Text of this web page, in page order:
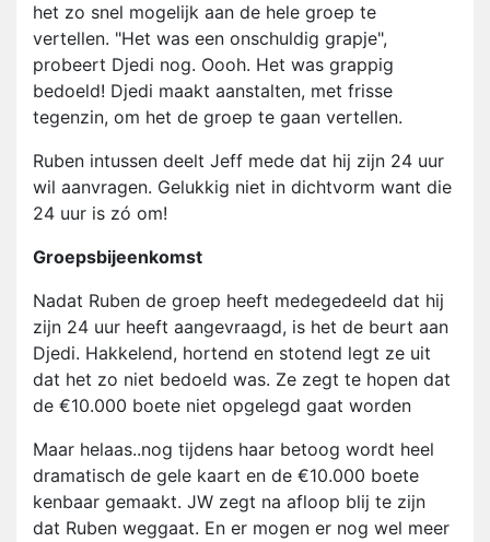
het zo snel mogelijk aan de hele groep te
vertellen. "Het was een onschuldig grapje",
probeert Djedi nog. Oooh. Het was grappig
bedoeld! Djedi maakt aanstalten, met frisse
tegenzin, om het de groep te gaan vertellen.
Ruben intussen deelt Jeff mede dat hij zijn 24 uur
wil aanvragen. Gelukkig niet in dichtvorm want die
24 uur is zó om!
Groepsbijeenkomst
Nadat Ruben de groep heeft medegedeeld dat hij
zijn 24 uur heeft aangevraagd, is het de beurt aan
Djedi. Hakkelend, hortend en stotend legt ze uit
dat het zo niet bedoeld was. Ze zegt te hopen dat
de €10.000 boete niet opgelegd gaat worden
Maar helaas..nog tijdens haar betoog wordt heel
dramatisch de gele kaart en de €10.000 boete
kenbaar gemaakt. JW zegt na afloop blij te zijn
dat Ruben weggaat. En er mogen er nog wel meer